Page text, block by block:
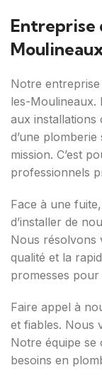
Entreprise
Notre
les-Moulineaux.
aux installations
d’une
mission. C’est
professionnels
Face à une
d’installer de
Nous résolvons
qualité et la
promesses pour
Faire appel à
et fiables. Nous
Notre équipe se
besoins en